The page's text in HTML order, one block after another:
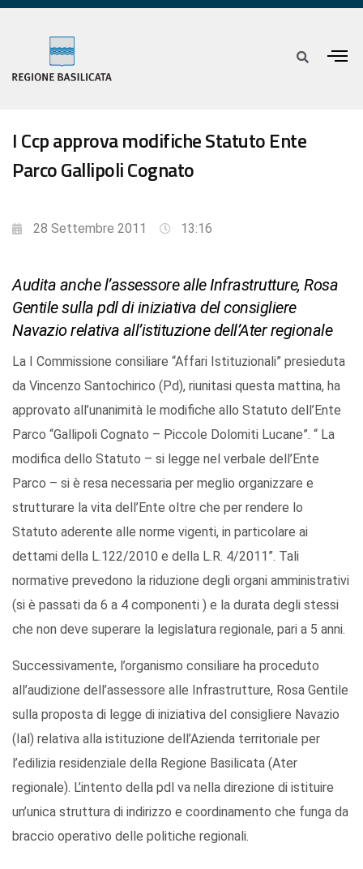
I Ccp approva modifiche Statuto Ente
Parco Gallipoli Cognato
28 Settembre 2011 13:16
Audita anche l’assessore alle Infrastrutture, Rosa
Gentile sulla pdl di iniziativa del consigliere
Navazio relativa all’istituzione dell’Ater regionale
La I Commissione consiliare “Affari Istituzionali” presieduta
da Vincenzo Santochirico (Pd), riunitasi questa mattina, ha
approvato all’unanimità le modifiche allo Statuto dell’Ente
Parco “Gallipoli Cognato – Piccole Dolomiti Lucane”. “ La
modifica dello Statuto – si legge nel verbale dell’Ente
Parco – si è resa necessaria per meglio organizzare e
strutturare la vita dell’Ente oltre che per rendere lo
Statuto aderente alle norme vigenti, in particolare ai
dettami della L.122/2010 e della L.R. 4/2011”. Tali
normative prevedono la riduzione degli organi amministrativi
(si è passati da 6 a 4 componenti ) e la durata degli stessi
che non deve superare la legislatura regionale, pari a 5 anni.
Successivamente, l’organismo consiliare ha proceduto
all’audizione dell’assessore alle Infrastrutture, Rosa Gentile
sulla proposta di legge di iniziativa del consigliere Navazio
(Ial) relativa alla istituzione dell’Azienda territoriale per
l’edilizia residenziale della Regione Basilicata (Ater
regionale). L’intento della pdl va nella direzione di istituire
un’unica struttura di indirizzo e coordinamento che funga da
braccio operativo delle politiche regionali.